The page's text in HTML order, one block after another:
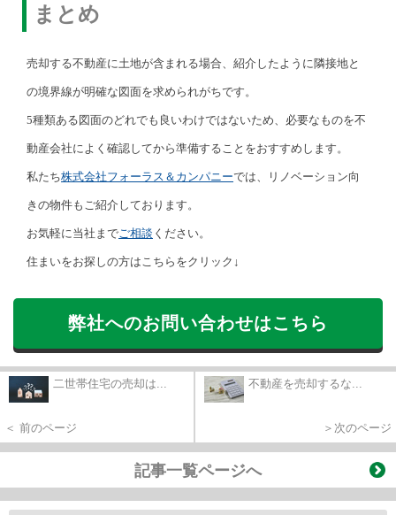
まとめ
売却する不動産に土地が含まれる場合、紹介したように隣接地と
の境界線が明確な図面を求められがちです。
5種類ある図面のどれでも良いわけではないため、必要なものを不
動産会社によく確認してから準備することをおすすめします。
私たち株式会社フォーラス＆カンパニーでは、リノベーション向
きの物件もご紹介しております。
お気軽に当社まで ご相談 ください。
住まいをお探しの方はこちらをクリック↓
弊社へのお問い合わせはこちら
二世帯住宅の売却は...
＜ 前のページ
不動産を売却するな...
＞次のページ
記事一覧ページへ